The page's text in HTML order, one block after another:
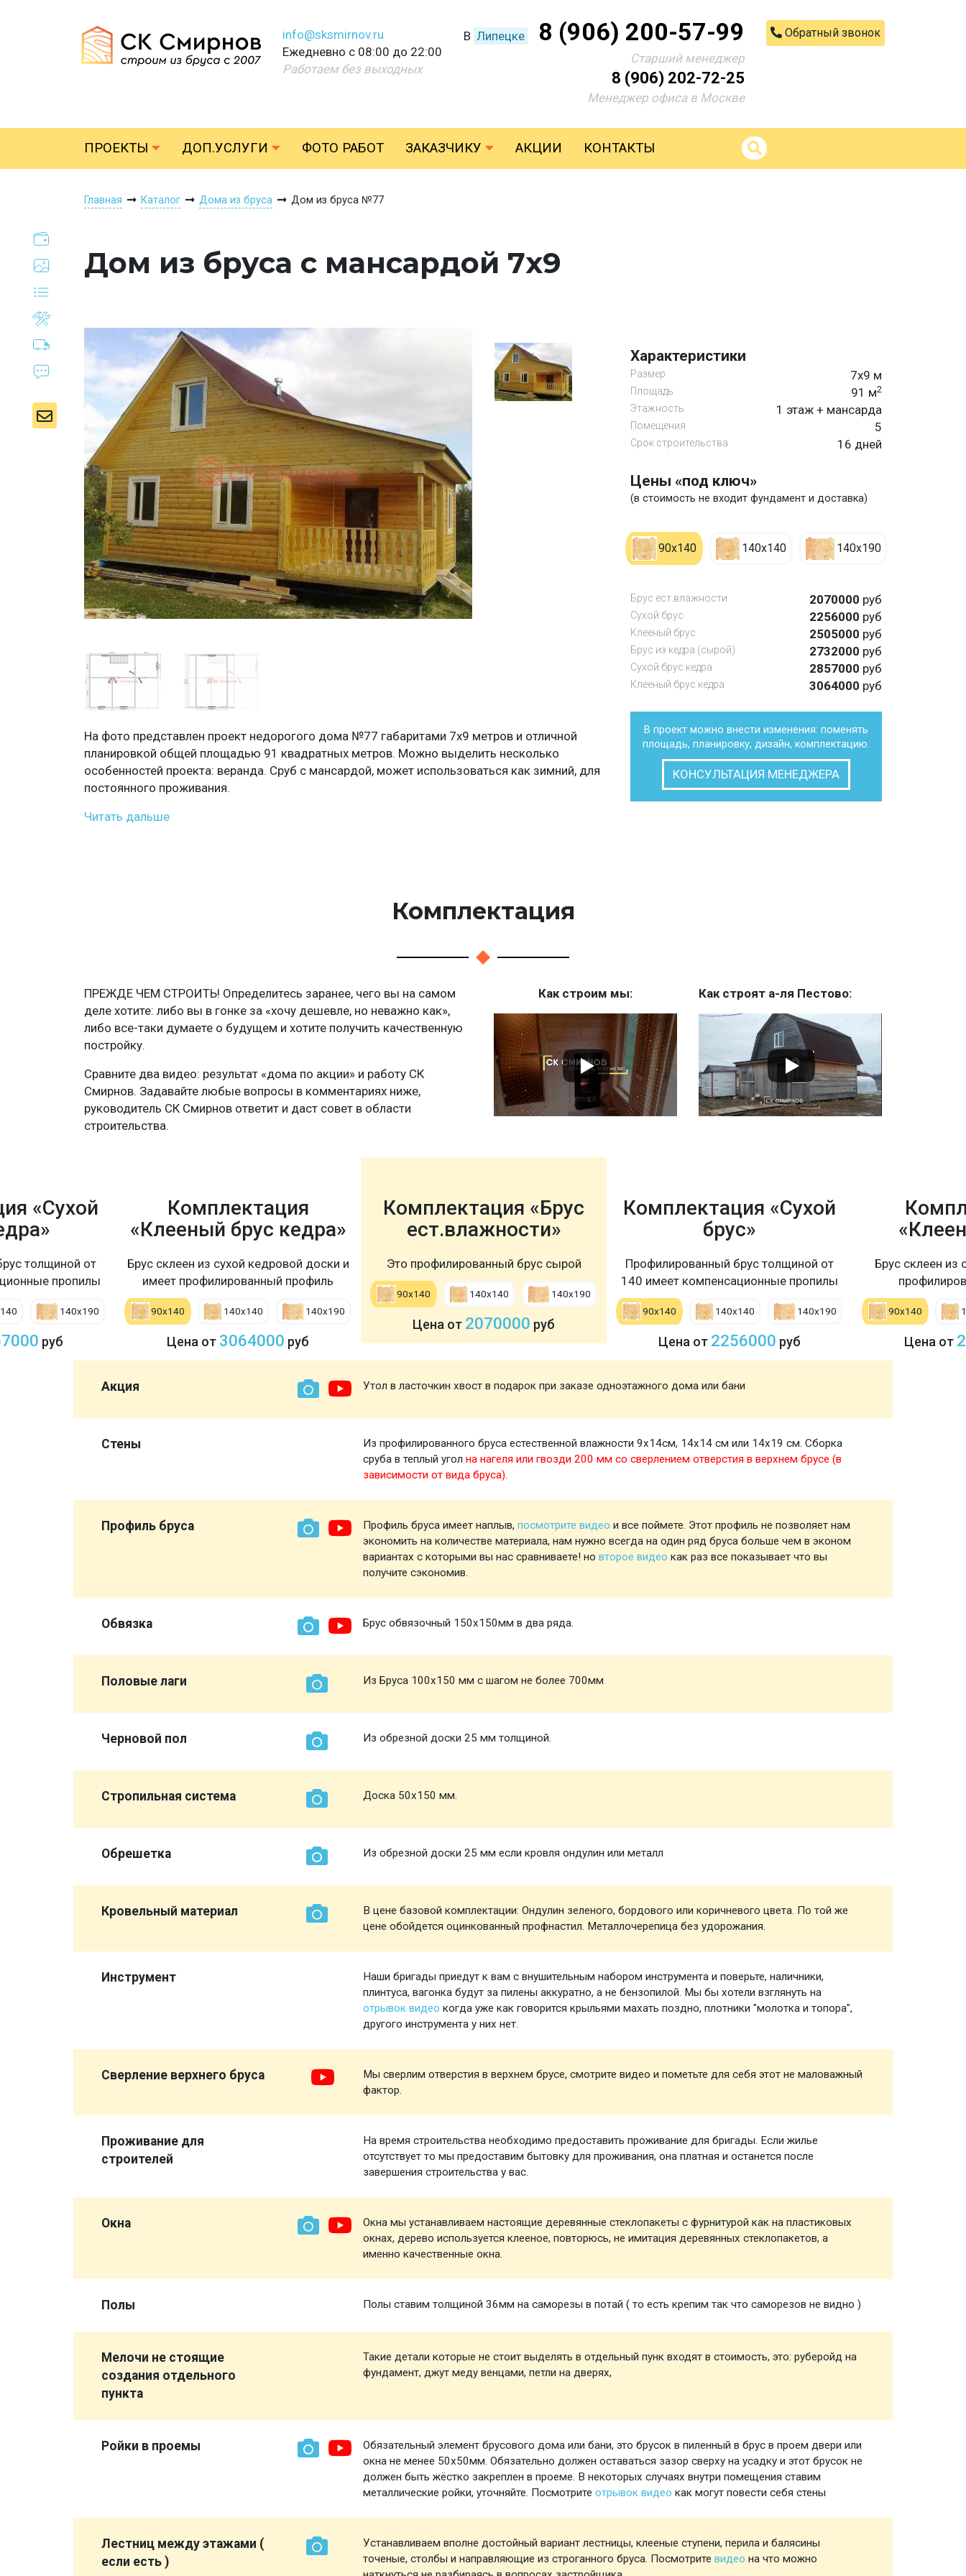
info@sksmirnov.ru
Ежедневно с 08:00 до 22:00
Работаем без выходных
В Липецке 8 (906) 200-57-99
Старший менеджер
8 (906) 202-72-25
Менеджер офиса в Москве
Обратный звонок
ПРОЕКТЫ ДОП.УСЛУГИ ФОТО РАБОТ ЗАКАЗЧИКУ АКЦИИ КОНТАКТЫ
Главная Каталог Дома из бруса Дом из бруса №77
Дом из бруса с мансардой 7х9
На фото представлен проект недорогого дома №77 габаритами 7х9 метров и отличной
планировкой общей площадью 91 квадратных метров. Можно выделить несколько
особенностей проекта: веранда. Сруб с мансардой, может использоваться как зимний, для
постоянного проживания.
Читать дальше
Характеристики
Размер 7х9 м
Площадь 91 м2
Этажность 1 этаж + мансарда
Помещения 5
Срок строительства 16 дней
Цены «под ключ»
(в стоимость не входит фундамент и доставка)
90х140 140х140 140х190
Брус ест.влажности 2070000 руб
Сухой брус 2256000 руб
Клееный брус 2505000 руб
Брус из кедра (сырой) 2732000 руб
Сухой брус кедра 2857000 руб
Клееный брус кедра 3064000 руб
В проект можно внести изменения: поменять
площадь, планировку, дизайн, комплектацию.
КОНСУЛЬТАЦИЯ МЕНЕДЖЕРА
Комплектация
ПРЕЖДЕ ЧЕМ СТРОИТЬ! Определитесь заранее, чего вы на самом
деле хотите: либо вы в гонке за «хочу дешевле, но неважно как»,
либо все-таки думаете о будущем и хотите получить качественную
постройку.
Сравните два видео: результат «дома по акции» и работу СК
Смирнов. Задавайте любые вопросы в комментариях ниже,
руководитель СК Смирнов ответит и даст совет в области
строительства.
Как строим мы: Как строят а-ля Пестово:
«Сухой
толщиной от
пропилы
140х190
руб
Комплектация
«Клееный брус кедра»
Брус склеен из сухой кедровой доски и
имеет профилированный профиль
90х140 140х140 140х190
Цена от 3064000 руб
Комплектация «Брус
ест.влажности»
Это профилированный брус сырой
90х140 140х140 140х190
Цена от 2070000 руб
Комплектация «Сухой
брус»
Профилированный брус толщиной от
140 имеет компенсационные пропилы
90х140 140х140 140х190
Цена от 2256000 руб
Брус склеен из
90х140
Цена от
Акция Утол в ласточкин хвост в подарок при заказе одноэтажного дома или бани
Стены
Из профилированного бруса естественной влажности 9х14см, 14х14 см или 14х19 см. Сборка
сруба в теплый угол на нагеля или гвозди 200 мм со сверлением отверстия в верхнем брусе (в
зависимости от вида бруса).
Профиль бруса Профиль бруса имеет наплыв, посмотрите видео и все поймете. Этот профиль не позволяет нам
экономить на количестве материала, нам нужно всегда на один ряд бруса больше чем в эконом
вариантах с которыми вы нас сравниваете! но второе видео как раз все показывает что вы
получите сэкономив.
Обвязка Брус обвязочный 150х150мм в два ряда.
Половые лаги Из Бруса 100х150 мм с шагом не более 700мм
Черновой пол Из обрезной доски 25 мм толщиной.
Стропильная система Доска 50х150 мм.
Обрешетка Из обрезной доски 25 мм если кровля ондулин или металл
Кровельный материал
В цене базовой комплектации: Ондулин зеленого, бордового или коричневого цвета. По той же
цене обойдется оцинкованный профнастил. Металлочерепица без удорожания.
Инструмент
Наши бригады приедут к вам с внушительным набором инструмента и поверьте, наличники,
плинтуса, вагонка будут за пилены аккуратно, а не бензопилой. Мы бы хотели взглянуть на
отрывок видео когда уже как говорится крыльями махать поздно, плотники "молотка и топора",
другого инструмента у них нет.
Сверление верхнего бруса
Мы сверлим отверстия в верхнем брусе, смотрите видео и пометьте для себя этот не маловажный
фактор.
Проживание для
строителей
На время строительства необходимо предоставить проживание для бригады. Если жилье
отсутствует то мы предоставим бытовку для проживания, она платная и останется после
завершения строительства у вас.
Окна
Окна мы устанавливаем настоящие деревянные стеклопакеты с фурнитурой как на пластиковых
окнах, дерево используется клееное, повторюсь, не имитация деревянных стеклопакетов, а
именно качественные окна.
Полы Полы ставим толщиной 36мм на саморезы в потай ( то есть крепим так что саморезов не видно )
Мелочи не стоящие
создания отдельного
пункта
Такие детали которые не стоит выделять в отдельный пунк входят в стоимость, это: руберойд на
фундамент, джут меду венцами, петли на дверях,
Ройки в проемы
Обязательный элемент брусового дома или бани, это брусок в пиленный в брус в проем двери или
окна не менее 50х50мм. Обязательно должен оставаться зазор сверху на усадку и этот брусок не
должен быть жёстко закреплен в проеме. В некоторых случаях внутри помещения ставим
металлические ройки, уточняйте. Посмотрите отрывок видео как могут повести себя стены
Лестниц между этажами (
если есть )
Устанавливаем вполне достойный вариант лестницы, клееные ступени, перила и балясины
точеные, столбы и направляющие из строганного бруса. Посмотрите видео на что можно